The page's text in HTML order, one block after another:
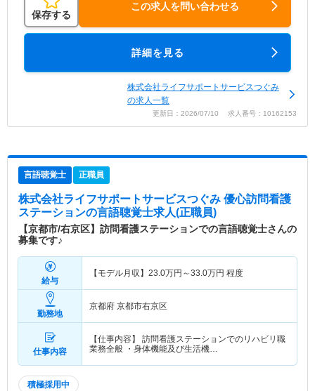
保存する
この求人を問い合わせる
詳細を見る
株式会社ライフサポートサービスつぐみ
の求人一覧
更新日：2026/07/10 求人番号：10162153
言語聴覚士 正職員
株式会社ライフサポートサービスつぐみ 優心訪問看護
ステーションの言語聴覚士求人(正職員)
【京都市/右京区】訪問看護ステーションでの言語聴覚士さんの
募集です♪
給与
【モデル月収】 23.0万円～33.0万円 程度
勤務地
京都府 京都市右京区
仕事内容
【仕事内容】 訪問看護ステーションでのリハビリ職
業務全般 ・身体機能及び生活機…
積極採用中